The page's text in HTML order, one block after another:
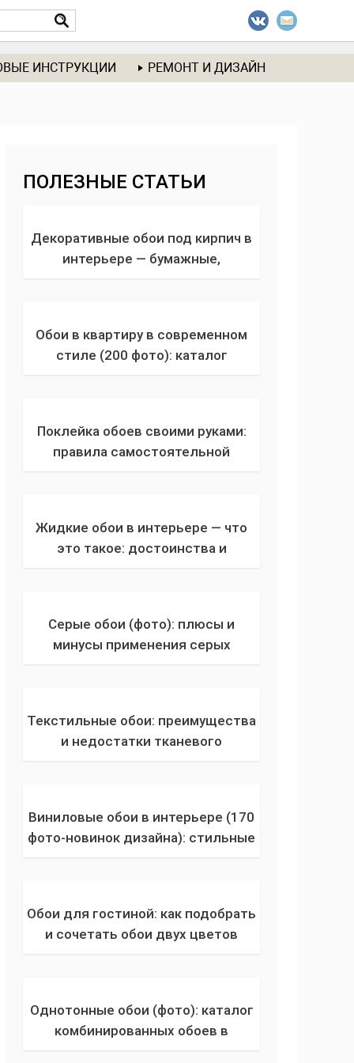
ИНСТРУКЦИИ РЕМОНТ И ДИЗАЙН
ПОЛЕЗНЫЕ СТАТЬИ
Декоративные обои под кирпич в
интерьере — бумажные,
Обои в квартиру в современном
стиле (200 фото): каталог
Поклейка обоев своими руками:
правила самостоятельной
Жидкие обои в интерьере — что
это такое: достоинства и
Серые обои (фото): плюсы и
минусы применения серых
Текстильные обои: преимущества
и недостатки тканевого
Виниловые обои в интерьере (170
фото-новинок дизайна): стильные
Обои для гостиной: как подобрать
и сочетать обои двух цветов
Однотонные обои (фото): каталог
комбинированных обоев в